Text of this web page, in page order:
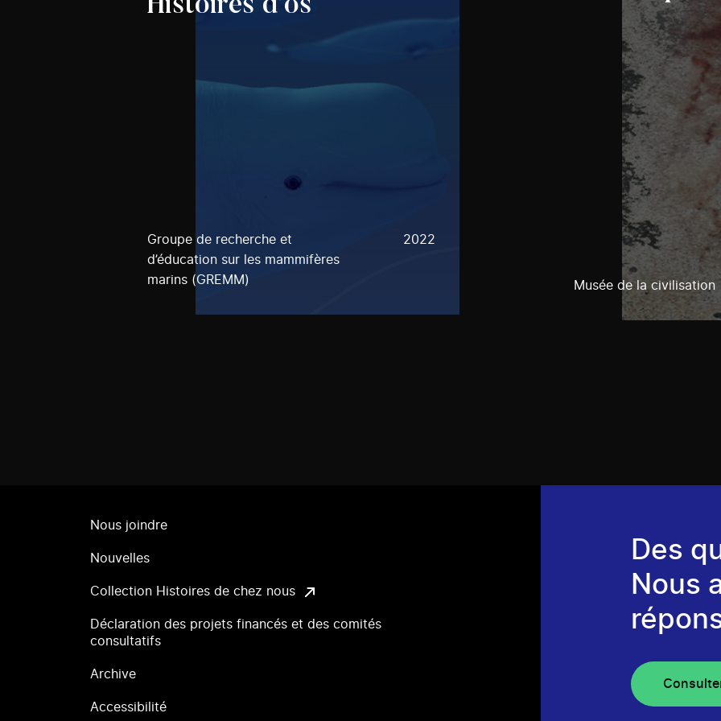
Histoires d’os
Groupe de recherche et
d’éducation sur les mammifères
marins (GREMM)
2022
Musée de la civilisation
Nous joindre
Nouvelles
Collection Histoires de chez nous
Déclaration des projets financés et des comités
consultatifs
Archive
Accessibilité
Des
Nous